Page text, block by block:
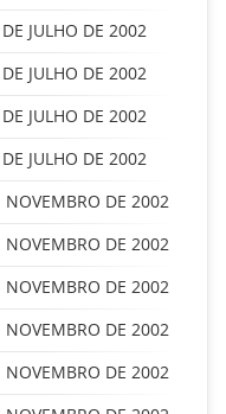
JULHO DE 2002
JULHO DE 2002
JULHO DE 2002
JULHO DE 2002
NOVEMBRO DE 2002
NOVEMBRO DE 2002
NOVEMBRO DE 2002
NOVEMBRO DE 2002
NOVEMBRO DE 2002